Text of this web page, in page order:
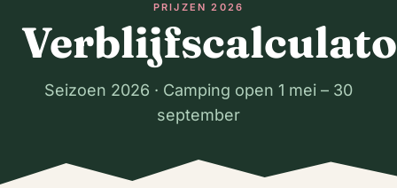
PRIJZEN 2026
Seizoen 2026 · Camping open 1 mei – 30
september